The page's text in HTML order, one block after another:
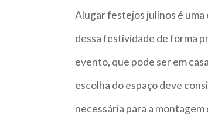
Alugar festejos julinos é
dessa festividade de forma
evento, que pode ser em
escolha do espaço deve
necessária para a